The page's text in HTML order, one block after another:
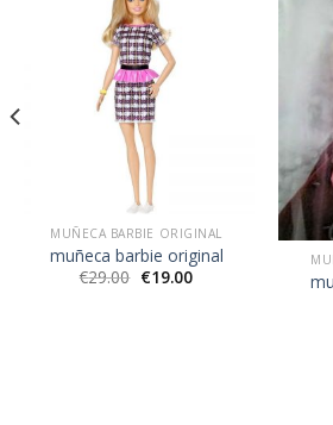
MUÑECA BARBIE ORIGINAL
muñeca barbie original
€29.00 €19.00